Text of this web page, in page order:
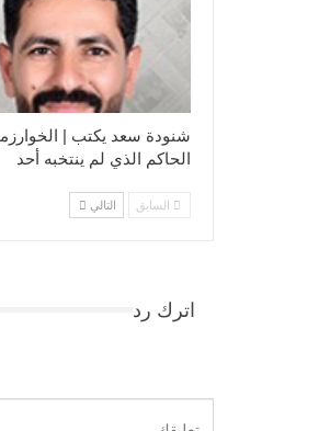
شنودة سعد يكتب |
الحاكم الذي لم ينتخبه أحد
السابق التالي
اترك رد